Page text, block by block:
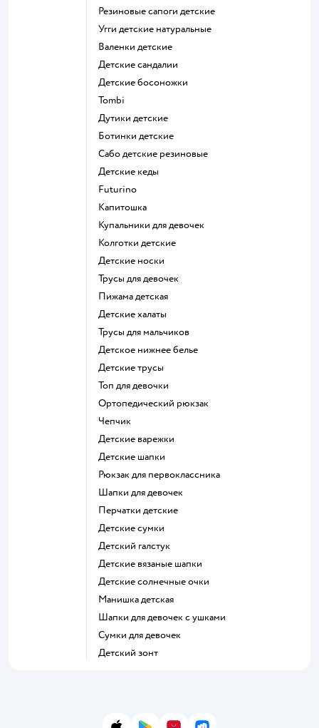
Резиновые сапоги детские
Угги детские натуральные
Валенки детские
Детские сандалии
Детские босоножки
Tombi
Дутики детские
Ботинки детские
Сабо детские резиновые
Детские кеды
Futurino
Капитошка
Купальники для девочек
Колготки детские
Детские носки
Трусы для девочек
Пижама детская
Детские халаты
Трусы для мальчиков
Детское нижнее белье
Детские трусы
Топ для девочки
Ортопедический рюкзак
Чепчик
Детские варежки
Детские шапки
Рюкзак для первоклассника
Шапки для девочек
Перчатки детские
Детские сумки
Детский галстук
Детские вязаные шапки
Детские солнечные очки
Манишка детская
Шапки для девочек с ушками
Сумки для девочек
Детский зонт